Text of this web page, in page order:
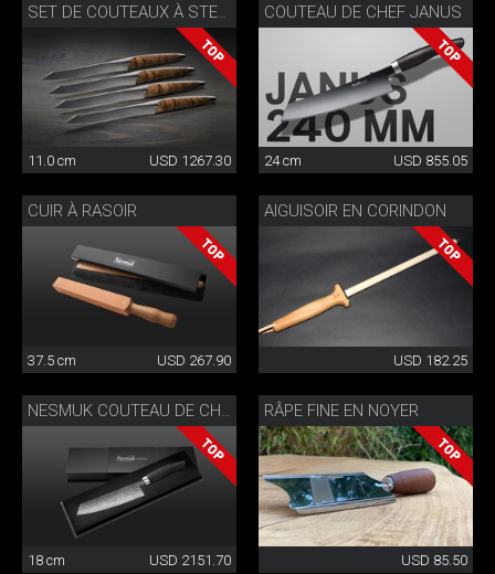
11.0 cm USD 1267.30
COUTEAU DE CHEF JANUS
24 cm USD 855.05
CUIR À RASOIR
37.5 cm USD 267.90
AIGUISOIR EN CORINDON
USD 182.25
18 cm USD 2151.70
RÂPE FINE EN NOYER
USD 85.50